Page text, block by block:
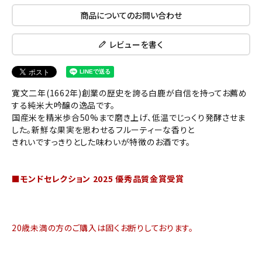
商品についてのお問い合わせ
レビューを書く
寛文二年(1662年)創業の歴史を誇る白鹿が自信を持ってお薦め
する純米大吟醸の逸品です。
国産米を精米歩合50%まで磨き上げ、低温でじっくり発酵させま
した。新鮮な果実を思わせるフルーティーな香りと
きれいですっきりとした味わいが特徴のお酒です。
■モンドセレクション 2025 優秀品質金賞受賞
20歳未満の方のご購入は固くお断りしております。